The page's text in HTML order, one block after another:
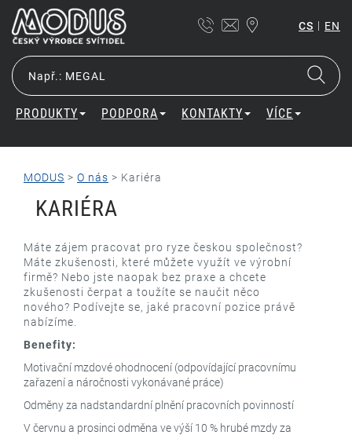
CS | EN
PRODUKTY PODPORA KONTAKTY VÍCE
MODUS > O nás > Kariéra
KARIÉRA
Máte zájem pracovat pro ryze českou společnost?
Máte zkušenosti, které můžete využít ve výrobní
firmě? Nebo jste naopak bez praxe a chcete
zkušenosti čerpat a toužíte se naučit něco
nového? Podívejte se, jaké pracovní pozice právě
nabízíme.
Benefity:
Motivační mzdové ohodnocení (odpovídající pracovnímu
zařazení a náročnosti vykonávané práce)
Odměny za nadstandardní plnění pracovních povinností
V červnu a prosinci odměna ve výší 10 % hrubé mzdy za